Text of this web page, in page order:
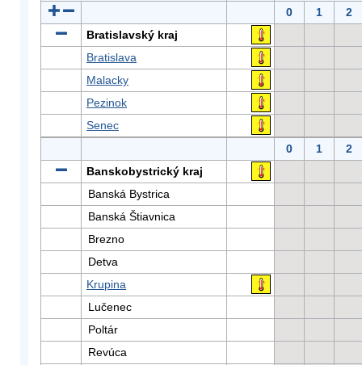
0
1
2
Bratislavský kraj
Bratislava
Malacky
Pezinok
Senec
0
1
2
Banskobystrický kraj
Banská Bystrica
Banská Štiavnica
Brezno
Detva
Krupina
Lučenec
Poltár
Revúca